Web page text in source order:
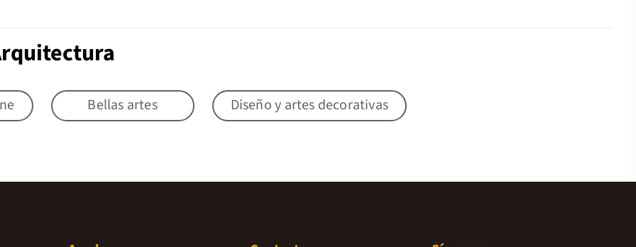
Bellas artes Diseño y artes decorativas